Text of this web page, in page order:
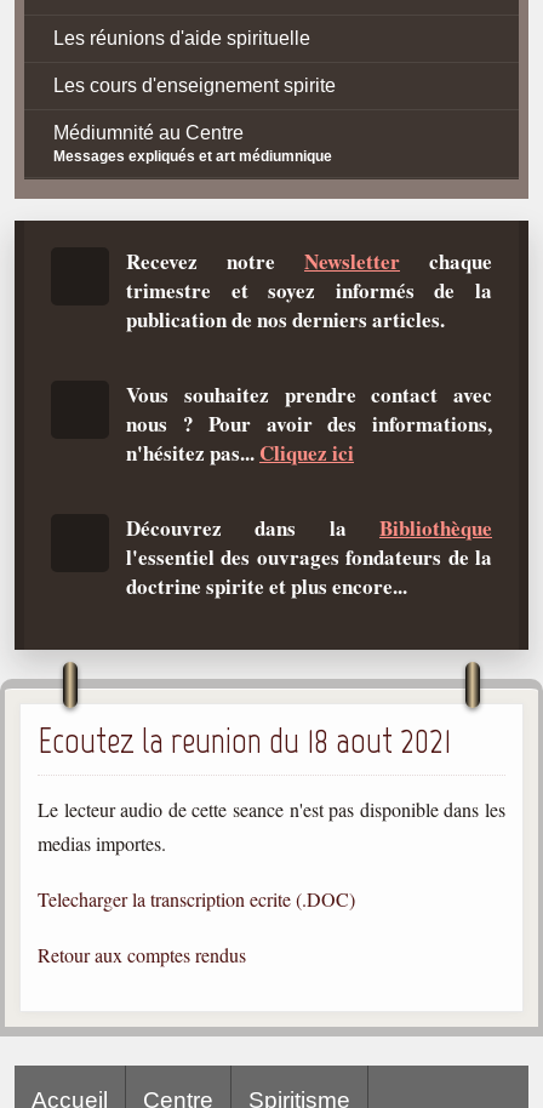
Les réunions d'aide spirituelle
Les cours d'enseignement spirite
Médiumnité au Centre
Messages expliqués et art médiumnique
Contact / Accès
La doctrine Spirite
Les bases du spiritisme
Historique
But des manifestations spirites
Médiums
Les hommes
Les fondateurs
Allan Kardec
1804-1869
Léon Denis
Gabriel Delanne
Recevez notre Newsletter chaque
trimestre et soyez informés de la
publication de nos derniers articles.
Vous souhaitez prendre contact avec
nous ? Pour avoir des informations,
n'hésitez pas... Cliquez ici
Découvrez dans la Bibliothèque
l'essentiel des ouvrages fondateurs de la
doctrine spirite et plus encore...
Ecoutez la reunion du 18 aout 2021
Le lecteur audio de cette seance n'est pas disponible dans les
medias importes.
Telecharger la transcription ecrite (.DOC)
Retour aux comptes rendus
Accueil Centre Spiritisme